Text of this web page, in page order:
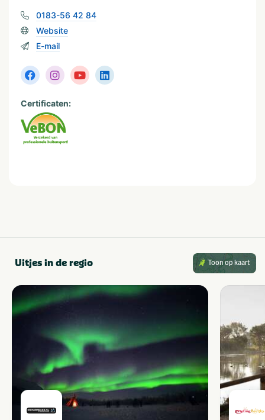
0183-56 42 84
Website
E-mail
Certificaten:
Uitjes in de regio Toon op kaart